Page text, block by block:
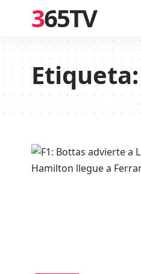
365TV
Etiqueta: